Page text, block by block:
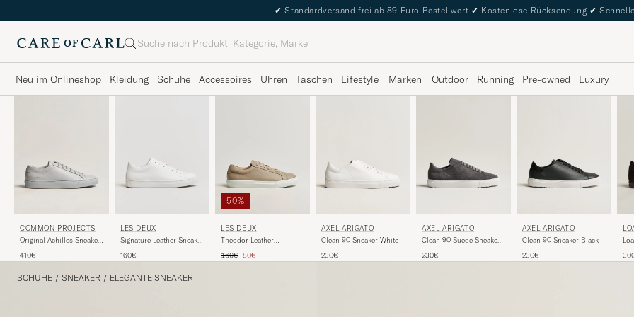
✔ Standardversand frei ab 89 Euro Bestellwert ✔ Kostenlose Rücksendung ✔
Suche
Neu im Onlineshop Kleidung Schuhe Accessoires Uhren Taschen Lifestyle Marken Outdoor Running Pre-owned Luxury
COMMON PROJECTS
Original Achilles Sneaker
410€
LES DEUX
Signature Leather Sneaker
160€
50%
LES DEUX
Theodor Leather
Beige
Regulärer Preis
160€ Reduzierter Preis
80€
AXEL ARIGATO
Clean 90 Sneaker White
230€
AXEL ARIGATO
Clean 90 Suede Sneaker
230€
AXEL ARIGATO
Clean 90 Sneaker Black
230€
SCHUHE / SNEAKER / ELEGANTE SNEAKER